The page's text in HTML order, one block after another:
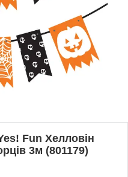
Fun Хелловін
3м (801179)